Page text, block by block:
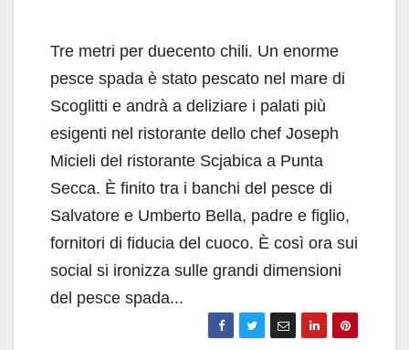
Tre metri per duecento chili. Un enorme
pesce spada è stato pescato nel mare di
Scoglitti e andrà a deliziare i palati più
esigenti nel ristorante dello chef Joseph
Micieli del ristorante Scjabica a Punta
Secca. È finito tra i banchi del pesce di
Salvatore e Umberto Bella, padre e figlio,
fornitori di fiducia del cuoco. È così ora sui
social si ironizza sulle grandi dimensioni
del pesce spada...